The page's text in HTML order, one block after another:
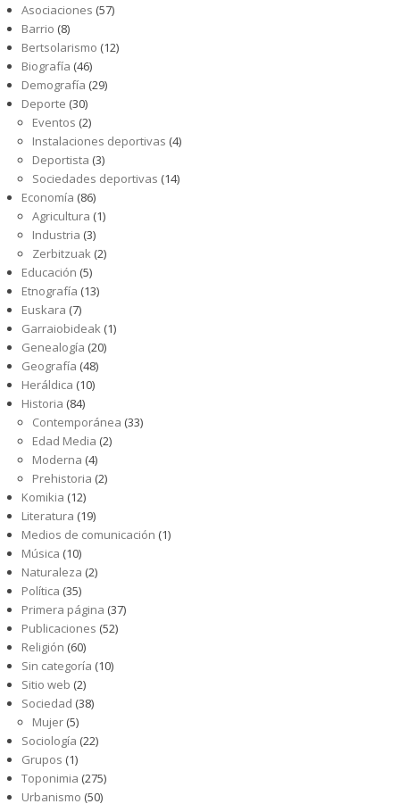
Asociaciones (57)
Barrio (8)
Bertsolarismo (12)
Biografía (46)
Demografía (29)
Deporte (30)
Eventos (2)
Instalaciones deportivas (4)
Deportista (3)
Sociedades deportivas (14)
Economía (86)
Agricultura (1)
Industria (3)
Zerbitzuak (2)
Educación (5)
Etnografía (13)
Euskara (7)
Garraiobideak (1)
Genealogía (20)
Geografía (48)
Heráldica (10)
Historia (84)
Contemporánea (33)
Edad Media (2)
Moderna (4)
Prehistoria (2)
Komikia (12)
Literatura (19)
Medios de comunicación (1)
Música (10)
Naturaleza (2)
Política (35)
Primera página (37)
Publicaciones (52)
Religión (60)
Sin categoría (10)
Sitio web (2)
Sociedad (38)
Mujer (5)
Sociología (22)
Grupos (1)
Toponimia (275)
Urbanismo (50)